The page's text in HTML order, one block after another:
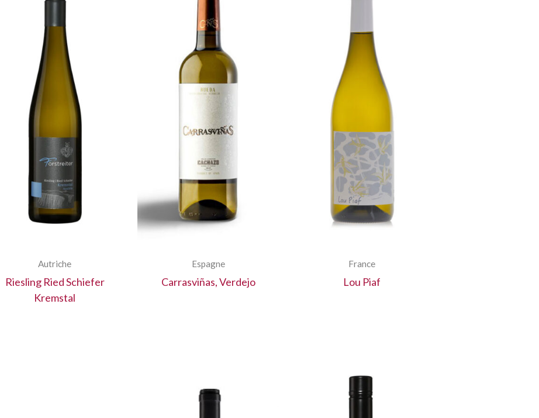
Autriche
Riesling Ried Schiefer
Kremstal
Espagne
Carrasviñas, Verdejo
France
Lou Piaf